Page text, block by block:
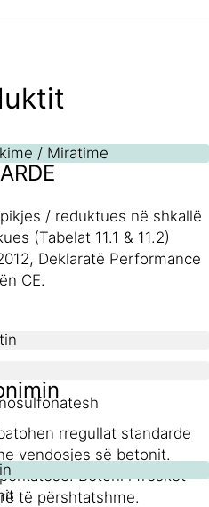
/ Miratime
/ reduktues në shkallë
(Tabelat 11.1 & 11.2)
Deklaratë Performance
CE.
rregullat standarde
vendosjes së betonit.
Betoni i freskët
të përshtatshme.